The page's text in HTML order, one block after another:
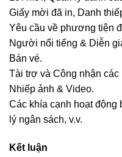
Giấy mời đã in, Danh
Yêu cầu về phương tiện
Người nổi tiếng & Diễn
Bán vé.
Tài trợ và Công nhận các
Nhiếp ảnh & Video.
Các khía cạnh hoạt động
lý ngân sách, v.v.
Kết luận